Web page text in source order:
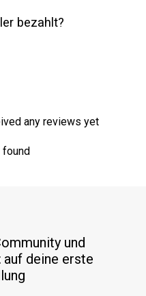
bezahlt?
any reviews yet
found
und
auf deine erste